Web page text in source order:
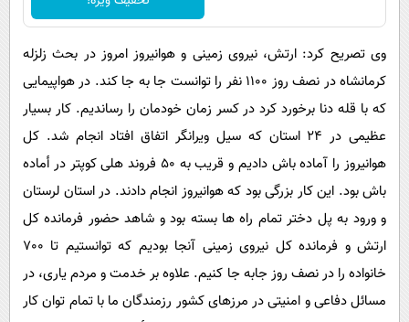
وی تصریح کرد: ارتش، نیروی زمینی و هوانیروز امروز در بحث زلزله
کرمانشاه در نصف روز 1100 نفر را توانست جا به جا کند. در هواپیمایی
که با قله دنا برخورد کرد در کسر زمان خودمان را رساندیم. کار بسیار
عظیمی در 24 استان که سیل ویرانگر اتفاق افتاد انجام شد. کل
هوانیروز را آماده باش دادیم و قریب به 50 فروند هلی کوپتر در أماده
باش بود. این کار بزرگی بود که هوانیروز انجام دادند. در استان لرستان
و ورود به پل دختر تمام راه ها بسته بود و شاهد حضور فرمانده کل
ارتش و فرمانده کل نیروی زمینی آنجا بودیم که توانستیم تا 700
خانواده را در نصف روز جابه جا کنیم. علاوه بر خدمت و مردم یاری، در
مسائل دفاعی و امنیتی در مرزهای کشور رزمندگان ما با تمام توان کار